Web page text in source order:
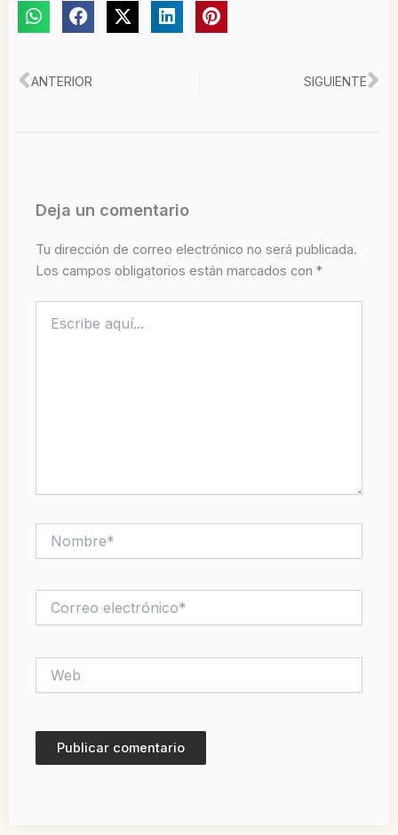
Ant
ANTERIOR SIGUIENTE
Deja un comentario
Tu dirección de correo electrónico no será publicada.
Los campos obligatorios están marcados con *
aquí...
electrónico*